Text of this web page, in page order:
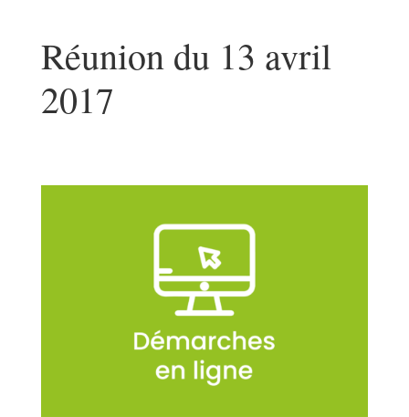
Réunion du 13 avril
2017